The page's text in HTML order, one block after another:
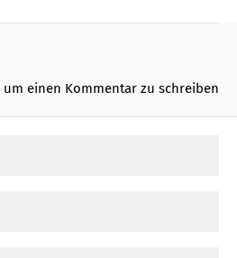
um einen Kommentar zu schreiben